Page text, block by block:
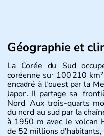
Géographie et
La Corée du Sud
coréenne sur 100 210
encadré à l'ouest par la
Japon. Il partage sa
Nord. Aux trois-quarts
du nord au sud par la
à 1950 m avec le volcan
de 52 millions d'habitants,